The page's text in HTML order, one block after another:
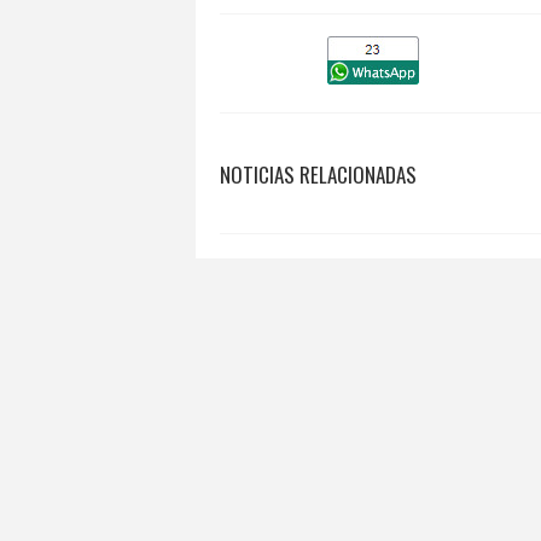
NOTICIAS RELACIONADAS